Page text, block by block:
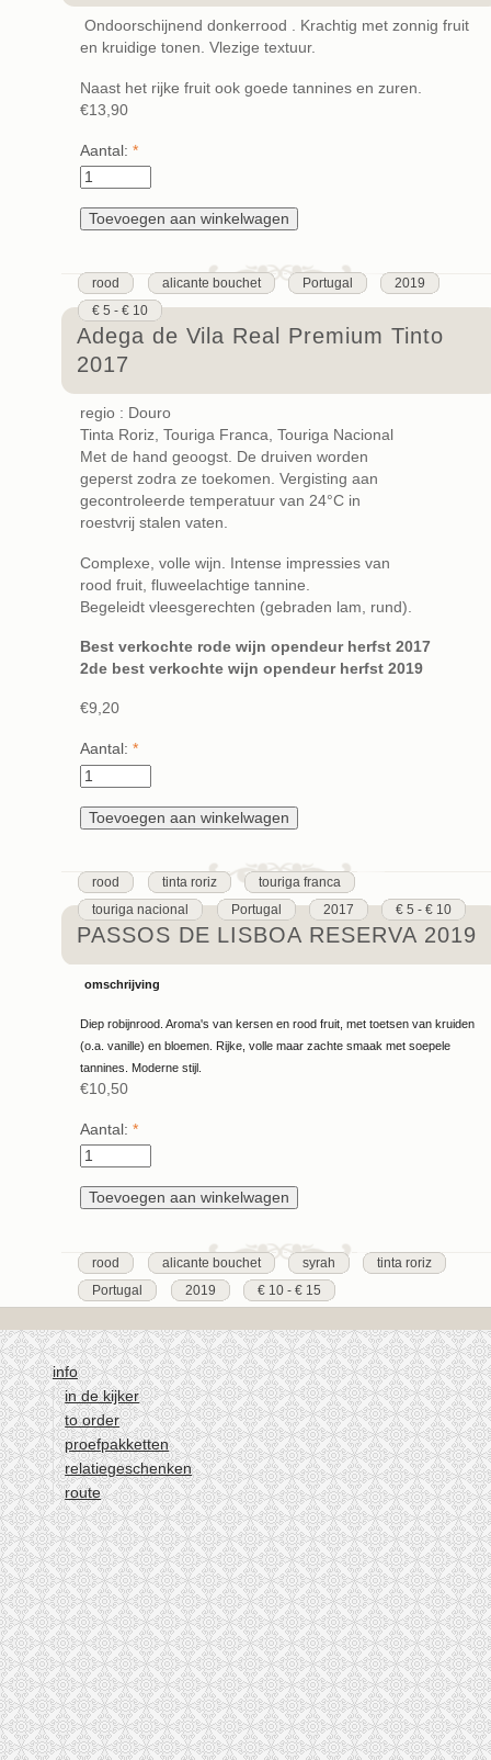
Ondoorschijnend donkerrood . Krachtig met zonnig fruit
en kruidige tonen. Vlezige textuur.
Naast het rijke fruit ook goede tannines en zuren.
€13,90
Aantal: *
rood alicante bouchet Portugal
2019
€ 5 - € 10
Adega de Vila Real Premium Tinto
2017
regio : Douro
Tinta Roriz, Touriga Franca, Touriga Nacional
Met de hand geoogst. De druiven worden
geperst zodra ze toekomen. Vergisting aan
gecontroleerde temperatuur van 24°C in
roestvrij stalen vaten.
Complexe, volle wijn. Intense impressies van
rood fruit, fluweelachtige tannine.
Begeleidt vleesgerechten (gebraden lam, rund).
Best verkochte rode wijn opendeur herfst 2017
2de best verkochte wijn opendeur herfst 2019
€9,20
Aantal: *
rood tinta roriz
touriga franca
touriga nacional
Portugal 2017 € 5 - € 10
PASSOS DE LISBOA RESERVA 2019
omschrijving
Diep robijnrood. Aroma's van kersen en rood fruit, met toetsen van kruiden
(o.a. vanille) en bloemen. Rijke, volle maar zachte smaak met soepele
tannines. Moderne stijl.
€10,50
Aantal: *
rood alicante bouchet syrah
tinta roriz
Portugal
2019 € 10 - € 15
info
in de kijker
to order
proefpakketten
relatiegeschenken
route